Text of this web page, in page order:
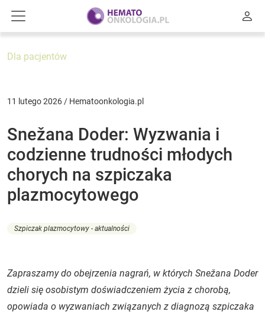
Dla pacjentów
11 lutego 2026 / Hematoonkologia.pl
Snežana Doder: Wyzwania i
codzienne trudności młodych
chorych na szpiczaka
plazmocytowego
Szpiczak plazmocytowy - aktualności
Zapraszamy do obejrzenia nagrań, w których Snežana Doder
dzieli się osobistym doświadczeniem życia z chorobą,
opowiada o wyzwaniach związanych z diagnozą szpiczaka